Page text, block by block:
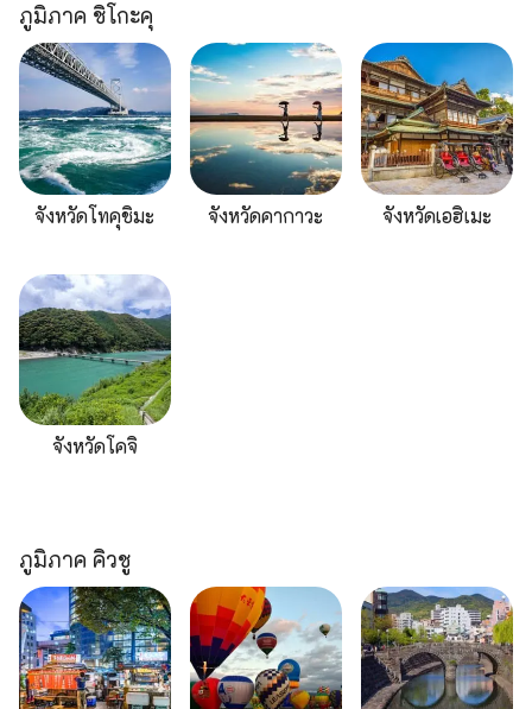
ภูมิภาค ชิโกะคุ
จังหวัดโทคุชิมะ จังหวัดคากาวะ จังหวัดเอฮิเมะ
จังหวัดโคจิ
ภูมิภาค คิวชู